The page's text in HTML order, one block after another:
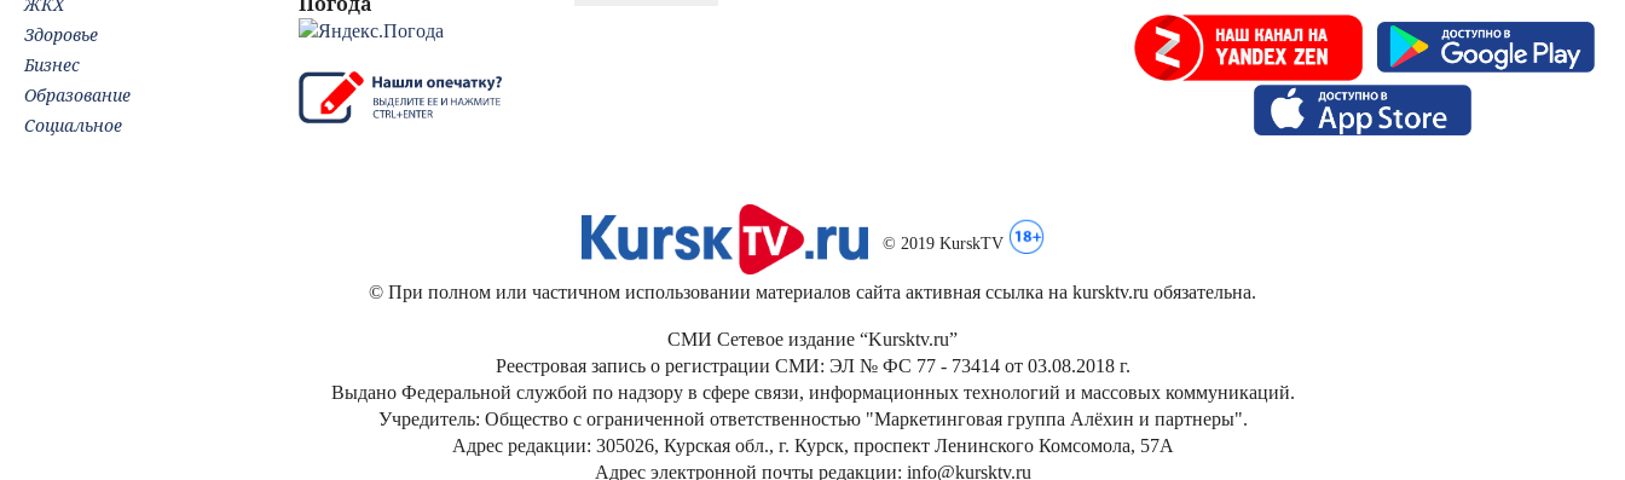
Здоровье
Бизнес
Образование
Социальное
© 2019 KurskTV
© При полном или частичном использовании материалов сайта активная ссылка на kursktv.ru обязательна.
СМИ Сетевое издание “Kursktv.ru”
Реестровая запись о регистрации СМИ: ЭЛ № ФС 77 - 73414 от 03.08.2018 г.
Выдано Федеральной службой по надзору в сфере связи, информационных технологий и массовых коммуникаций.
Учредитель: Общество с ограниченной ответственностью "Маркетинговая группа Алёхин и партнеры".
Адрес редакции: 305026, Курская обл., г. Курск, проспект Ленинского Комсомола, 57А
Адрес электронной почты редакции: info@kursktv.ru